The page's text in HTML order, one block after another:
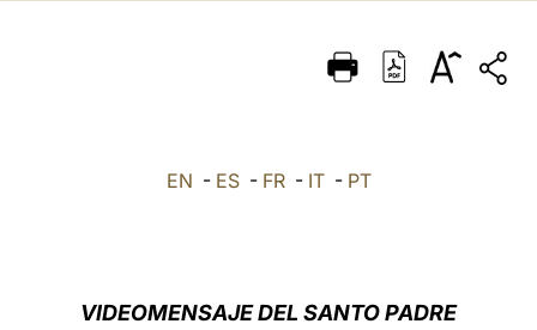
ITALIANO
EN - ES- FR- IT- PT
VIDEOMENSAJE DEL SANTO PADRE